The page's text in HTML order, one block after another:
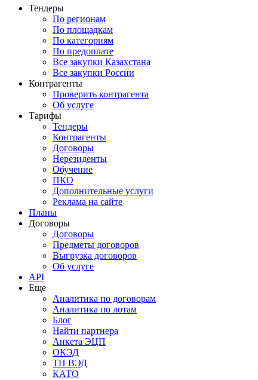
Тендеры
По регионам
По площадкам
По категориям
По предоплате
Все закупки Казахстана
Все закупки России
Контрагенты
Проверить контрагента
Об услуге
Тарифы
Тендеры
Контрагенты
Договоры
Нерезиденты
Обучение
ПКО
Дополнительные услуги
Реклама на сайте
Планы
Договоры
Договоры
Предметы договоров
Выгрузка договоров
Об услуге
API
Еще
Аналитика по договорам
Аналитика по лотам
Блог
Найти партнера
Анкета ЭЦП
ОКЭД
ТН ВЭД
КАТО